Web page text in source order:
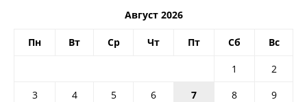
Август 2026
Пн Вт Ср Чт Пт Сб Вс
1
2
3
4 5 6 7 8
9